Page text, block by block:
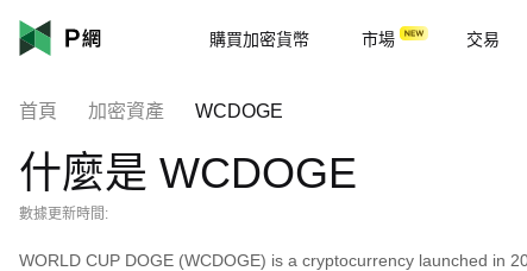
購買加密貨幣 市場 交易
首頁 加密資產 WCDOGE
什麼是 WCDOGE
數據更新時間:
WORLD CUP DOGE (WCDOGE) is a cryptocurrency launched in